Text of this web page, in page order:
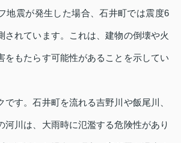
地震が発生した場合、石井町では震度6
されています。これは、建物の倒壊や火
をもたらす可能性があることを示してい
です。石井町を流れる吉野川や飯尾川、
河川は、大雨時に氾濫する危険性があり